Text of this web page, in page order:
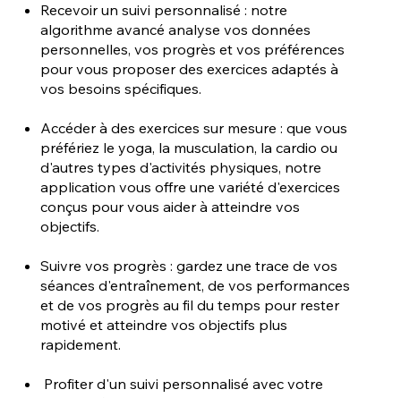
Recevoir un suivi personnalisé : notre
algorithme avancé analyse vos données
personnelles, vos progrès et vos préférences
pour vous proposer des exercices adaptés à
vos besoins spécifiques.​
Accéder à des exercices sur mesure : que vous
préfériez le yoga, la musculation, la cardio ou
d'autres types d'activités physiques, notre
application vous offre une variété d'exercices
conçus pour vous aider à atteindre vos
objectifs.
Suivre vos progrès : gardez une trace de vos
séances d'entraînement, de vos performances
et de vos progrès au fil du temps pour rester
motivé et atteindre vos objectifs plus
rapidement.
Profiter d'un suivi personnalisé avec votre